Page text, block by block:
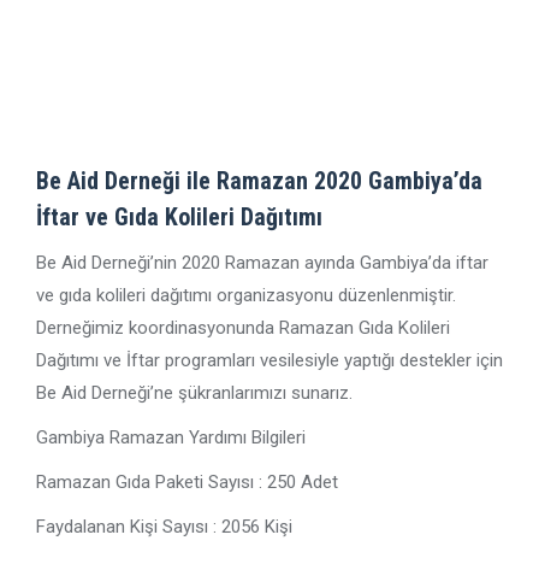
Be Aid Derneği ile Ramazan 2020 Gambiya’da
İftar ve Gıda Kolileri Dağıtımı
Be Aid Derneği’nin 2020 Ramazan ayında Gambiya’da iftar
ve gıda kolileri dağıtımı organizasyonu düzenlenmiştir.
Derneğimiz koordinasyonunda Ramazan Gıda Kolileri
Dağıtımı ve İftar programları vesilesiyle yaptığı destekler için
Be Aid Derneği’ne şükranlarımızı sunarız.
Gambiya Ramazan Yardımı Bilgileri
Ramazan Gıda Paketi Sayısı : 250 Adet
Faydalanan Kişi Sayısı : 2056 Kişi